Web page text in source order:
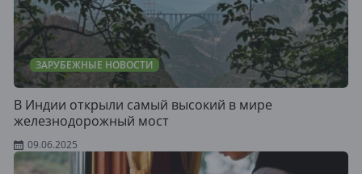
ЗАРУБЕЖНЫЕ НОВОСТИ
В Индии открыли самый высокий в мире
железнодорожный мост
09.06.2025